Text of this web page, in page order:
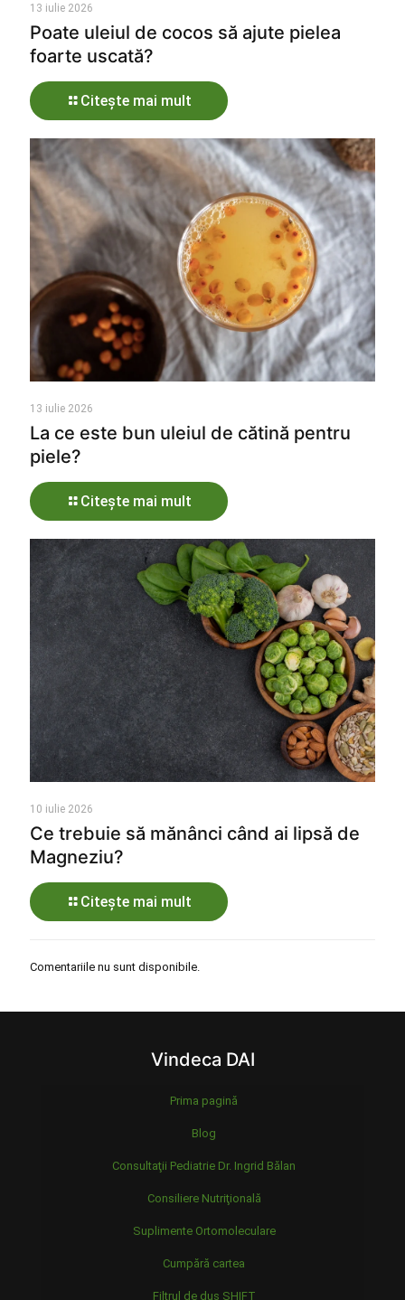
13 iulie 2026
Poate uleiul de cocos să ajute pielea
foarte uscată?
Citește mai mult
13 iulie 2026
La ce este bun uleiul de cătină pentru
piele?
Citește mai mult
10 iulie 2026
Ce trebuie să mănânci când ai lipsă de
Magneziu?
Citește mai mult
Comentariile nu sunt disponibile.
Vindeca DAI
Prima pagină
Blog
Consultaţii Pediatrie Dr. Ingrid Bălan
Consiliere Nutriţională
Suplimente Ortomoleculare
Cumpără cartea
Filtrul de duș SHIFT